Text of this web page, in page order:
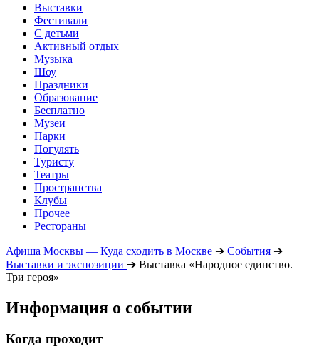
Выставки
Фестивали
С детьми
Активный отдых
Музыка
Шоу
Праздники
Образование
Бесплатно
Музеи
Парки
Погулять
Туристу
Театры
Пространства
Клубы
Прочее
Рестораны
Афиша Москвы — Куда сходить в Москве ➔ События ➔
Выставки и экспозиции ➔ Выставка «Народное единство.
Три героя»
Информация о событии
Когда проходит